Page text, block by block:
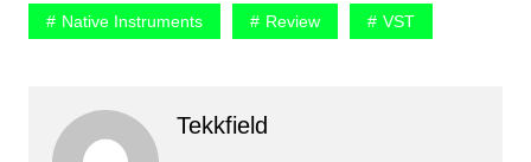
Native Instruments Review VST
Tekkfield